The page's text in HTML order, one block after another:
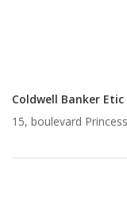
Coldwell Banker
15, boulevard